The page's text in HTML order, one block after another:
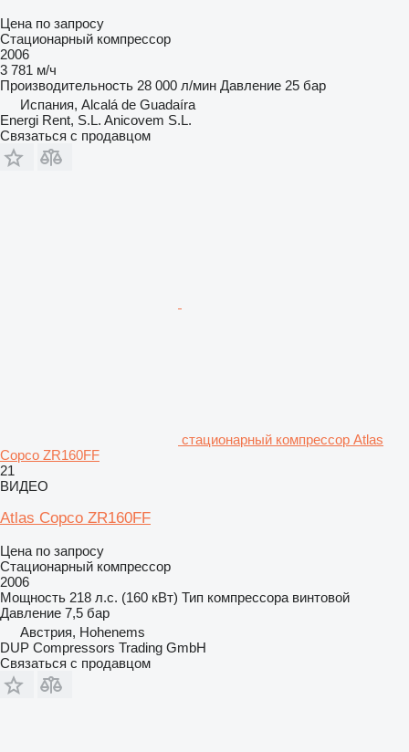
Цена по запросу
Стационарный компрессор
2006
3 781 м/ч
Производительность 28 000 л/мин Давление 25 бар
Испания, Alcalá de Guadaíra
Energi Rent, S.L. Anicovem S.L.
Связаться с продавцом
стационарный компрессор Atlas
Copco ZR160FF
21
ВИДЕО
Atlas Copco ZR160FF
Цена по запросу
Стационарный компрессор
2006
Мощность 218 л.с. (160 кВт) Тип компрессора винтовой
Давление 7,5 бар
Австрия, Hohenems
DUP Compressors Trading GmbH
Связаться с продавцом